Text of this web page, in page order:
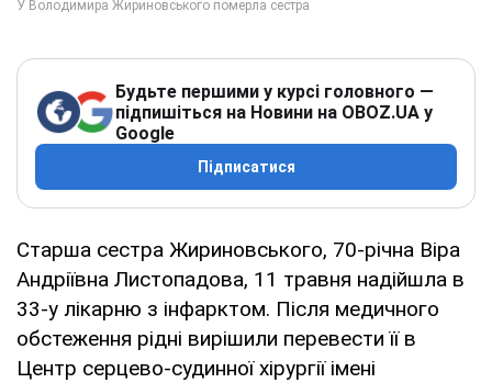
Будьте першими у курсі головного —
підпишіться на Новини на OBOZ.UA у
Google
Підписатися
Старша сестра Жириновського, 70-річна Віра
Андріївна Листопадова, 11 травня надійшла в
33-у лікарню з інфарктом. Після медичного
обстеження рідні вирішили перевести її в
Центр серцево-судинної хірургії імені